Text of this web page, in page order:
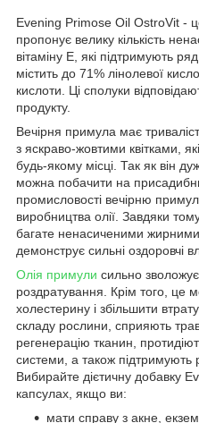
Evening Primose Oil OstroVit -
пропонує велику кількість
вітаміну Е, які підтримують
містить до 71% лінолевої
кислоти. Ці сполуки
продукту.
Вечірня примула має
з яскраво-жовтими квітками,
будь-якому місці. Так як він
можна побачити на
промисловості вечірню
виробництва олії. Завдяки
багате ненасиченими
демонструє сильні оздоровчі
Олія примули сильно зволожує
роздратування. Крім того, це
холестерину і збільшити
складу рослини, сприяють
регенерацію тканин,
системи, а також підтримують
Вибирайте дієтичну добавку
капсулах, якщо ви:
мати справу з акне,